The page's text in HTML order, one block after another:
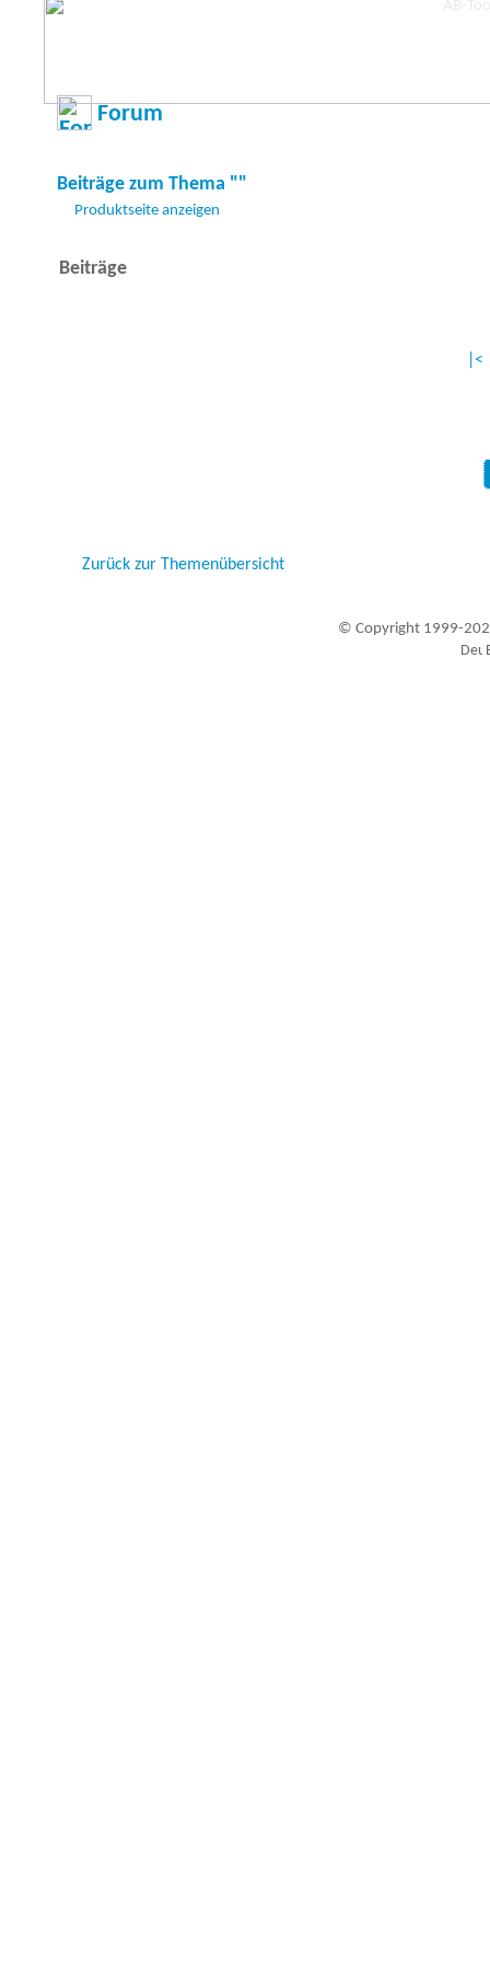
Forum
Beiträge zum Thema ""
Produktseite anzeigen
Beiträge
|<
Zurück zur Themenübersicht
© Copyright 1999-